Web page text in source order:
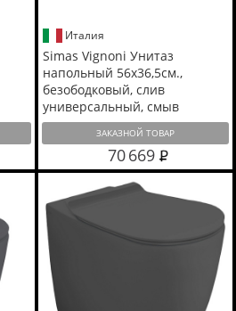
Италия
Simas Vignoni Унитаз
напольный 56х36,5см.,
безободковый, слив
универсальный, смыв
TORNADO (green vertigo),
цвет: cemento matt
ЗАКАЗНОЙ ТОВАР
70 669